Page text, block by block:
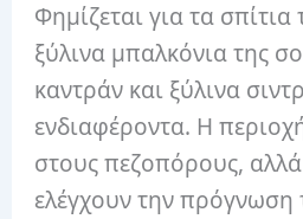
Φημίζεται για τα
ξύλινα μπαλκόνια της
καντράν και ξύλινα
ενδιαφέροντα. Η
στους πεζοπόρους,
ελέγχουν την πρόγνωση